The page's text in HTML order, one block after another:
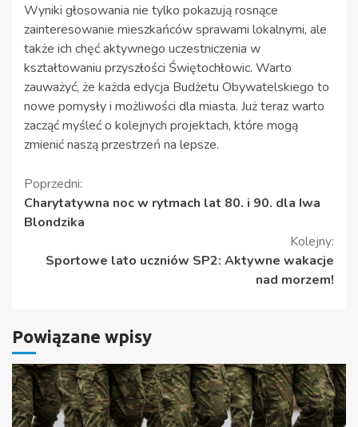
Wyniki głosowania nie tylko pokazują rosnące
zainteresowanie mieszkańców sprawami lokalnymi, ale
także ich chęć aktywnego uczestniczenia w
kształtowaniu przyszłości Świętochłowic. Warto
zauważyć, że każda edycja Budżetu Obywatelskiego to
nowe pomysły i możliwości dla miasta. Już teraz warto
zacząć myśleć o kolejnych projektach, które mogą
zmienić naszą przestrzeń na lepsze.
Kontynuuj
czytanie
Poprzedni:
Charytatywna noc w rytmach lat 80. i 90. dla Iwa
Blondzika
Kolejny:
Sportowe lato uczniów SP2: Aktywne wakacje
nad morzem!
Powiązane wpisy